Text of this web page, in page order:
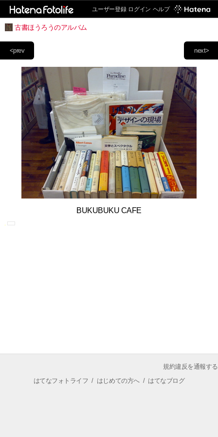
ユーザー登録 ログイン ヘルプ
古書ほうろうのアルバム
next>
<prev
BUKUBUKU CAFE
規約違反を通報する
はてなフォトライフ / はじめての方へ/ はてなブログ